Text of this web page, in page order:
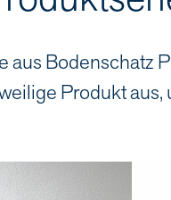
aus Bodenschatz
Produkt